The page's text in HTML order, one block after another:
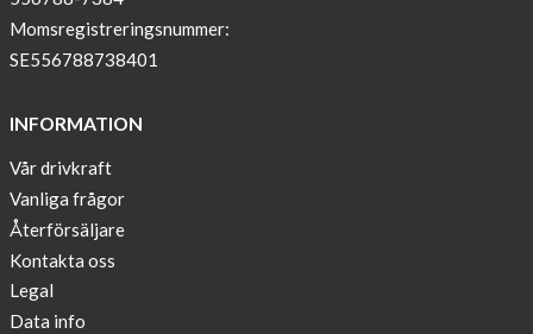
pockets
and
sleeves
Anna
Sjöberg
nominated
as
one
of
Momsregistreringsnummer:
SE556788738401
INFORMATION
Vår drivkraft
Vanliga frågor
Återförsäljare
Kontakta oss
Legal
Data info